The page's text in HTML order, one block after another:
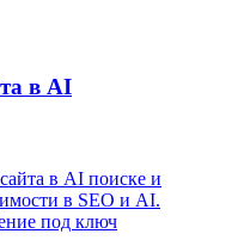
в AI
в AI поиске и
в SEO и AI.
под ключ